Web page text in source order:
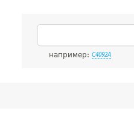
например: C4092A